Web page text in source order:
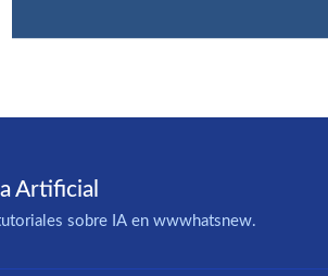
Artificial
sobre IA en wwwhatsnew.